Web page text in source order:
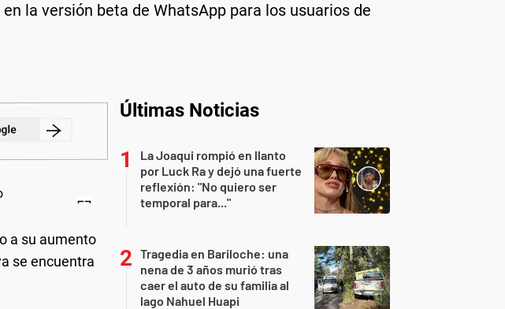
la versión beta de WhatsApp para los usuarios de
a su aumento
se encuentra
Últimas Noticias
La Joaqui rompió en llanto
por Luck Ra y dejó una fuerte
reflexión: "No quiero ser
temporal para..."
Tragedia en Bariloche: una
nena de 3 años murió tras
caer el auto de su familia al
lago Nahuel Huapi